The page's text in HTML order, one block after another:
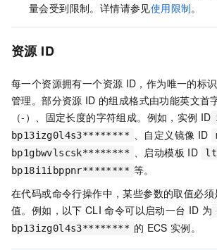
量会受到限制。详情请参见使用限制。
资源 ID
每一个资源拥有一个资源 ID，作为唯一的标
管理。部分资源 ID 的组成格式由功能英文首
（-）、固定长度的字符组成。例如，实例 ID
bp13izg0l4s3******** 、自定义镜像 ID
bp1gbwvlscsk******** 、启动模板 ID
bp18i1ibppnr******** 等。
在代码或命令行操作中，某些参数的取值必
值。例如，以下 CLI 命令可以启动一台 ID 为
bp13izg0l4s3******** 的 ECS 实例。